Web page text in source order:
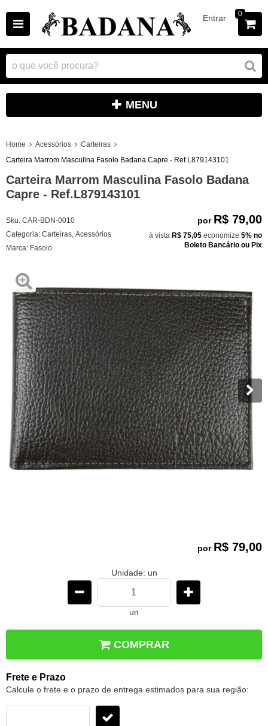
Entrar 0
MENU
Home Acessórios
Carteiras
Carteira Marrom Masculina Fasolo Badana Capre - Ref.L879143101
Carteira Marrom Masculina Fasolo Badana
Capre - Ref.L879143101
Sku: CAR-BDN-0010
Categoria: Carteiras Acessórios
Marca: Fasolo
por R$ 79,00
à vista R$ 75,05 economize 5% no
Boleto Bancário ou Pix
por R$ 79,00
Unidade: un
un
COMPRAR
Frete e Prazo
Calcule o frete e o prazo de entrega estimados para sua região: